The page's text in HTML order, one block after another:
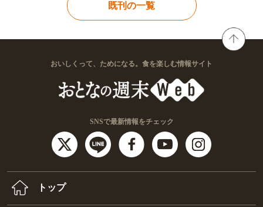
既刊の一覧
おいしくって、ためになる。食を楽しむ情報サイト
SNSで最新情報をチェック
トップ